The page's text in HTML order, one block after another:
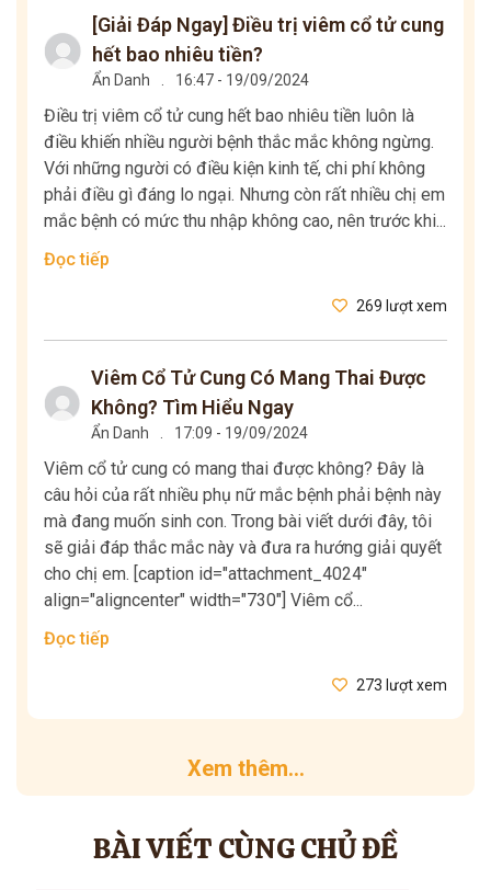
[Giải Đáp Ngay] Điều trị viêm cổ tử cung
hết bao nhiêu tiền?
Ẩn Danh . 16:47 - 19/09/2024
Điều trị viêm cổ tử cung hết bao nhiêu tiền luôn là
điều khiến nhiều người bệnh thắc mắc không ngừng.
Với những người có điều kiện kinh tế, chi phí không
phải điều gì đáng lo ngại. Nhưng còn rất nhiều chị em
mắc bệnh có mức thu nhập không cao, nên trước khi...
Đọc tiếp
269 lượt xem
Viêm Cổ Tử Cung Có Mang Thai Được
Không? Tìm Hiểu Ngay
Ẩn Danh . 17:09 - 19/09/2024
Viêm cổ tử cung có mang thai được không? Đây là
câu hỏi của rất nhiều phụ nữ mắc bệnh phải bệnh này
mà đang muốn sinh con. Trong bài viết dưới đây, tôi
sẽ giải đáp thắc mắc này và đưa ra hướng giải quyết
cho chị em. [caption id="attachment_4024"
align="aligncenter" width="730"] Viêm cổ...
Đọc tiếp
273 lượt xem
Xem thêm...
BÀI VIẾT CÙNG CHỦ ĐỀ